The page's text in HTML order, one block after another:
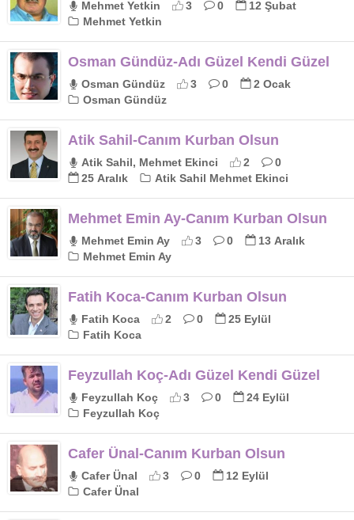
Mehmet Yetkin 3 0
12 Şubat
Mehmet Yetkin
Osman Gündüz-Adı Güzel Kendi Güzel
Osman Gündüz 3 0
2 Ocak
Osman Gündüz
Atik Sahil-Canım Kurban Olsun
Atik Sahil, Mehmet Ekinci 2
0
25 Aralık
Atik Sahil Mehmet Ekinci
Mehmet Emin Ay-Canım Kurban Olsun
Mehmet Emin Ay 3 0
13 Aralık
Mehmet Emin Ay
Fatih Koca-Canım Kurban Olsun
Fatih Koca 2 0
25 Eylül
Fatih Koca
Feyzullah Koç-Adı Güzel Kendi Güzel
Feyzullah Koç 3 0
24 Eylül
Feyzullah Koç
Cafer Ünal-Canım Kurban Olsun
Cafer Ünal 3 0
12 Eylül
Cafer Ünal